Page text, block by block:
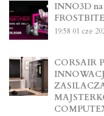
INNO3D
19:58 01 cze
CORSAIR